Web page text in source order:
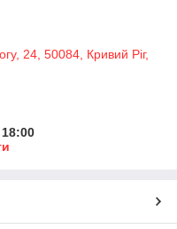
24, 50084, Кривий Ріг,